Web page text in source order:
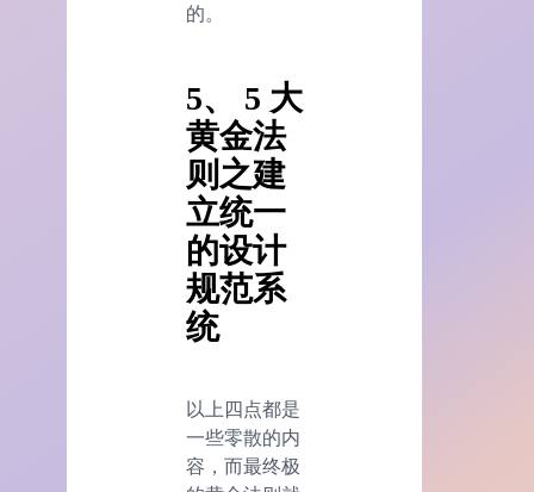
的。
5、 5 大
黄金法
则之建
立统一
的设计
规范系
统
以上四点都是
一些零散的内
容，而最终极